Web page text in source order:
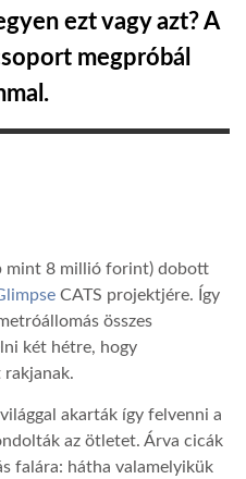
ezt vagy azt? A
megpróbál
mint 8 millió forint) dobott
CATS projektjére. Így
összes
két hétre, hogy
rakjanak.
akarták így felvenni a
az ötletet. Árva cicák
falára: hátha valamelyikük